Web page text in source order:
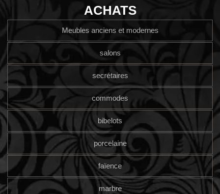
ACHATS
Meubles anciens et modernes
salons
secrétaires
commodes
bibelots
porcelaine
faïence
marbre